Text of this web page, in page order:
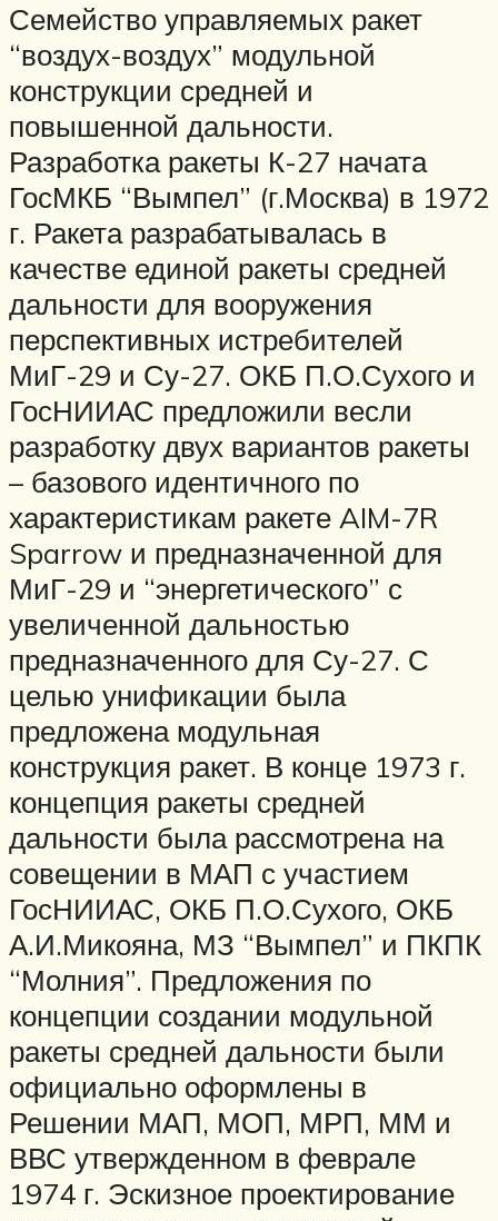
Семейство управляемых ракет
“воздух-воздух” модульной
конструкции средней и
повышенной дальности.
Разработка ракеты К-27 начата
ГосМКБ “Вымпел” (г.Москва) в 1972
г. Ракета разрабатывалась в
качестве единой ракеты средней
дальности для вооружения
перспективных истребителей
МиГ-29 и Су-27. ОКБ П.О.Сухого и
ГосНИИАС предложили весли
разработку двух вариантов ракеты
– базового идентичного по
характеристикам ракете AIM-7R
Sparrow и предназначенной для
МиГ-29 и “энергетического” с
увеличенной дальностью
предназначенного для Су-27. С
целью унификации была
предложена модульная
конструкция ракет. В конце 1973 г.
концепция ракеты средней
дальности была рассмотрена на
совещении в МАП с участием
ГосНИИАС, ОКБ П.О.Сухого, ОКБ
А.И.Микояна, МЗ “Вымпел” и ПКПК
“Молния”. Предложения по
концепции создании модульной
ракеты средней дальности были
официально оформлены в
Решении МАП, МОП, МРП, ММ и
ВВС утвержденном в феврале
1974 г. Эскизное проектирование